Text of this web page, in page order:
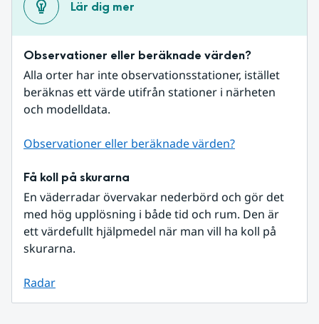
Lär dig mer
Observationer eller beräknade värden?
Alla orter har inte observationsstationer, istället
beräknas ett värde utifrån stationer i närheten
och modelldata.
Observationer eller beräknade värden?
Få koll på skurarna
En väderradar övervakar nederbörd och gör det
med hög upplösning i både tid och rum. Den är
ett värdefullt hjälpmedel när man vill ha koll på
skurarna.
Radar